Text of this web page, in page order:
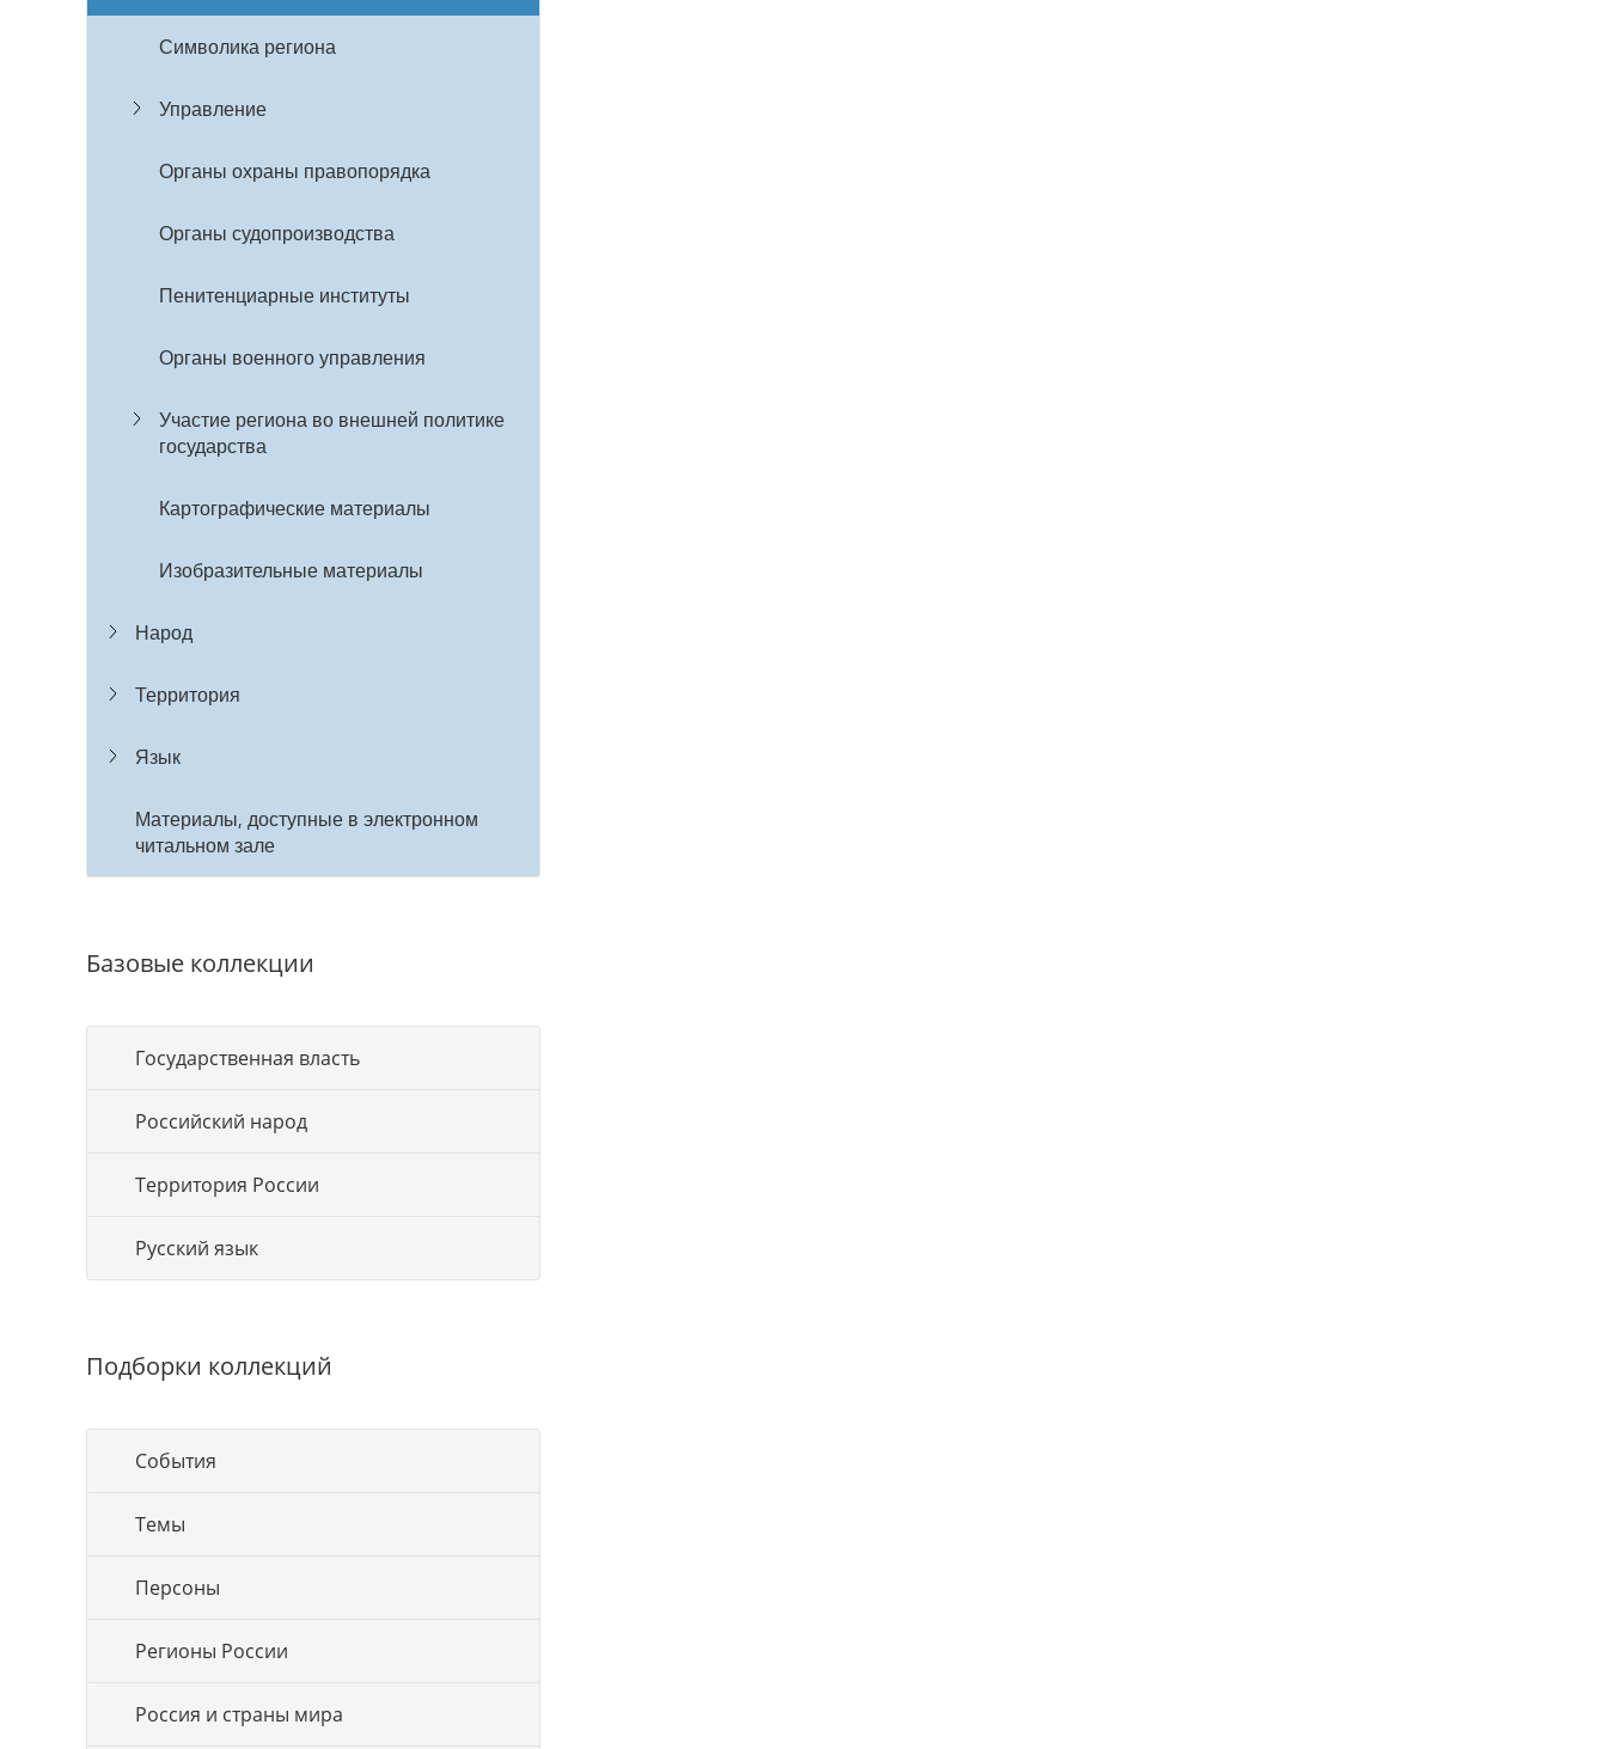
Символика региона
Управление
Органы охраны правопорядка
Органы судопроизводства
Пенитенциарные институты
Органы военного управления
Участие региона во внешней политике
государства
Картографические материалы
Изобразительные материалы
Народ
Территория
Язык
Материалы, доступные в электронном
читальном зале
Базовые коллекции
Государственная власть
Российский народ
Территория России
Русский язык
Подборки коллекций
События
Темы
Персоны
Регионы России
Россия и страны мира